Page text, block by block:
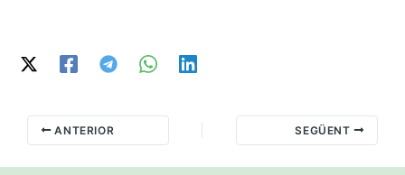
ANTERIOR SEGÜENT